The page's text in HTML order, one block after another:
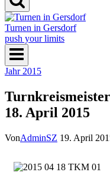
Turnen in Gersdorf
push your limits
Jahr 2015
18. April 2015
VonAdminSZ 19. April